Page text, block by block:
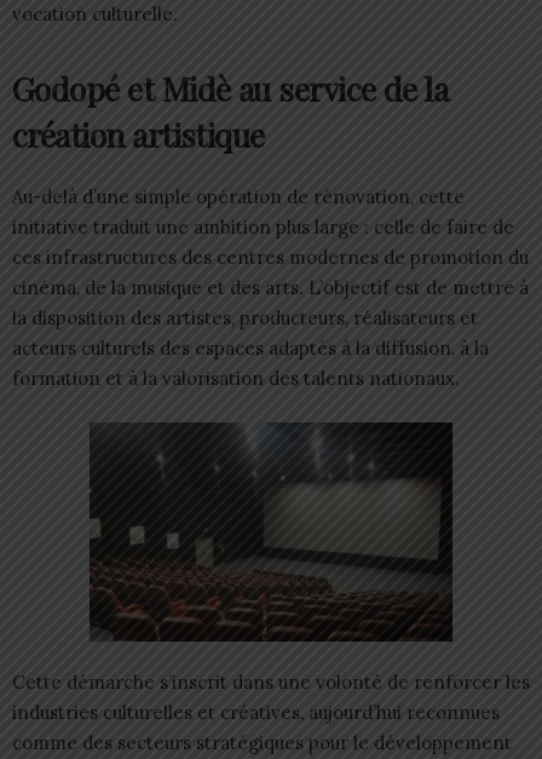
vocation culturelle.
Godopé et Midè au service de la
création artistique
Au-delà d’une simple opération de rénovation, cette
initiative traduit une ambition plus large : celle de faire de
ces infrastructures des centres modernes de promotion du
cinéma, de la musique et des arts. L’objectif est de mettre à
la disposition des artistes, producteurs, réalisateurs et
acteurs culturels des espaces adaptés à la diffusion, à la
formation et à la valorisation des talents nationaux.
Cette démarche s’inscrit dans une volonté de renforcer les
industries culturelles et créatives, aujourd’hui reconnues
comme des secteurs stratégiques pour le développement